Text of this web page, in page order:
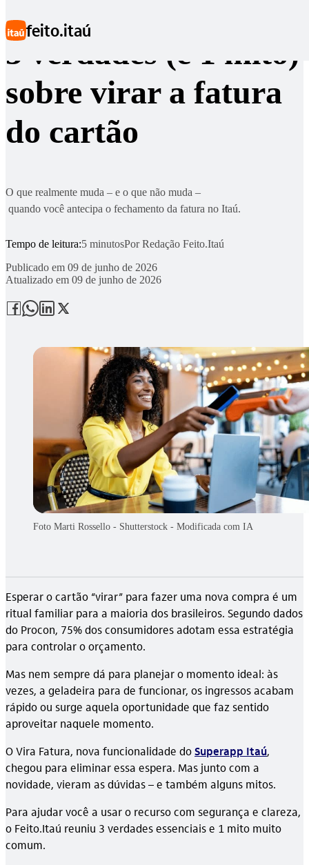
feito.itaú
3 verdades (e 1 mito)
sobre virar a fatura
do cartão
O que realmente muda – e o que não muda –
quando você antecipa o fechamento da fatura no Itaú.
Tempo de leitura:5 minutosPorRedação Feito.Itaú
Publicado em 09 de junho de 2026
Atualizado em 09 de junho de 2026
Foto Marti Rossello - Shutterstock - Modificada com IA
Esperar o cartão “virar” para fazer uma nova compra é um
ritual familiar para a maioria dos brasileiros. Segundo dados
do Procon, 75% dos consumidores adotam essa estratégia
para controlar o orçamento.
Mas nem sempre dá para planejar o momento ideal: às
vezes, a geladeira para de funcionar, os ingressos acabam
rápido ou surge aquela oportunidade que faz sentido
aproveitar naquele momento.
O Vira Fatura, nova funcionalidade doSuperapp Itaú,
chegou para eliminar essa espera. Mas junto com a
novidade, vieram as dúvidas – e também alguns mitos.
Para ajudar você a usar o recurso com segurança e clareza,
o Feito.Itaú reuniu 3 verdades essenciais e 1 mito muito
comum.